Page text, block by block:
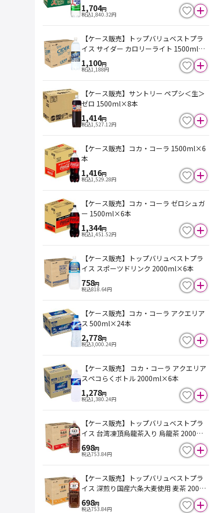
1,704円
税込1,840.32円
【ケース販売】トップバリュベストプラ
イス サイダー カロリーライト 1500ml×8
本
1,100円
税込1,188円
【ケース販売】サントリー ペプシ＜生＞
ゼロ 1500ml×8本
1,414円
税込1,527.12円
【ケース販売】コカ・コーラ 1500ml×6
本
1,416円
税込1,529.28円
【ケース販売】コカ・コーラ ゼロシュガ
ー 1500ml×6本
1,344円
税込1,451.52円
【ケース販売】トップバリュベストプラ
イス スポーツドリンク 2000ml×6本
758円
税込818.64円
【ケース販売】コカ・コーラ アクエリア
ス 500ml×24本
2,778円
税込3,000.24円
【ケース販売】 コカ・コーラ アクエリア
スペコらくボトル 2000ml×6本
1,278円
税込1,380.24円
【ケース販売】トップバリュベストプラ
イス 台湾凍頂烏龍茶入り 烏龍茶 2000ml
×6本
698円
税込753.84円
【ケース販売】トップバリュベストプラ
イス 深煎り国産六条大麦使用 麦茶 2000
ml×6本
698円
税込753.84円